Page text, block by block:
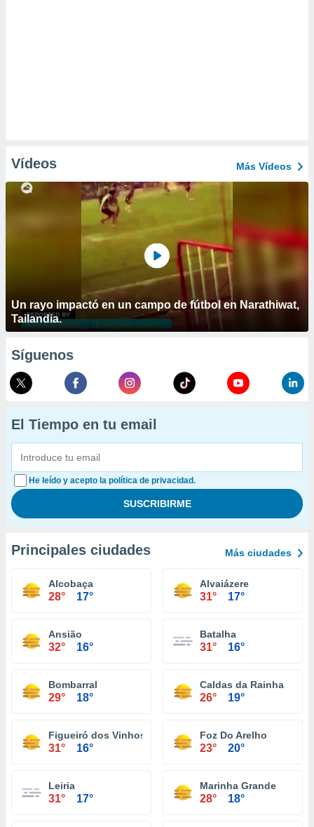
Vídeos Más Vídeos
Un rayo impactó en un campo de fútbol en Narathiwat,
Tailandia.
Síguenos
El Tiempo en tu email
He leído y acepto la política de privacidad.
Principales ciudades Más ciudades
Alcobaça
28° 17°
Alvaiázere
31° 17°
Ansião
32° 16°
Batalha
31° 16°
Bombarral
29° 18°
Caldas da Rainha
26° 19°
Figueiró dos Vinhos
31° 16°
Foz Do Arelho
23° 20°
Leiria
31° 17°
Marinha Grande
28° 18°